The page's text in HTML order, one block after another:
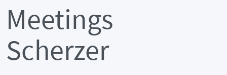
Meetings
Scherzer